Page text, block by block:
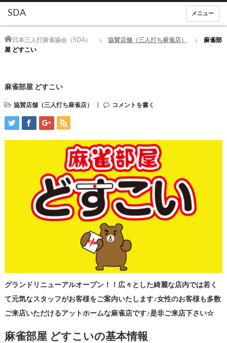
メニュー
日本三人打麻雀協会（SDA）
Home 協賛店舗（三人打ち麻雀店）
麻雀部
屋 どすこい
麻雀部屋 どすこい
協賛店舗（三人打ち麻雀店） コメントを書く
グランドリニューアルオープン！！広々とした綺麗な店内では若く
て元気なスタッフがお客様をご案内いたします♪女性のお客様も多数
ご来店いただけるアットホームな麻雀店です♪是非ご来店下さい☆
麻雀部屋 どすこいの基本情報